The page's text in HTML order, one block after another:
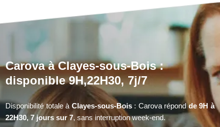
Carova à Clayes-sous-Bois :
disponible 9H,22H30, 7j/7
Disponibilité totale à Clayes-sous-Bois: Carova répondde 9H à
22H30, 7 jours sur 7, sans interruption week-end.